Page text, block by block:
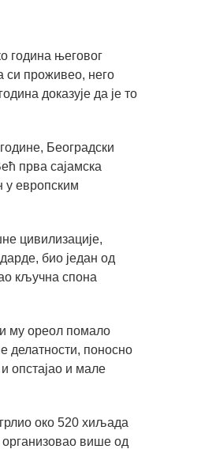
година његовог
си проживео, него
доказује да је то
Београдски
прва сајамска
европским
цивилизације,
био један од
кључна спона
му ореол помало
делатности, поносно
опстајао и мале
око 520 хиљада
организовао више од